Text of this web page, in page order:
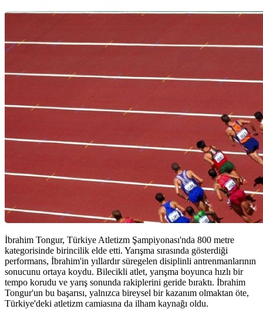
İbrahim Tongur, Türkiye Atletizm Şampiyonası'nda 800 metre
kategorisinde birincilik elde etti. Yarışma sırasında gösterdiği
performans, İbrahim'in yıllardır süregelen disiplinli antrenmanlarının
sonucunu ortaya koydu. Bilecikli atlet, yarışma boyunca hızlı bir
tempo korudu ve yarış sonunda rakiplerini geride bıraktı. İbrahim
Tongur'un bu başarısı, yalnızca bireysel bir kazanım olmaktan öte,
Türkiye'deki atletizm camiasına da ilham kaynağı oldu.